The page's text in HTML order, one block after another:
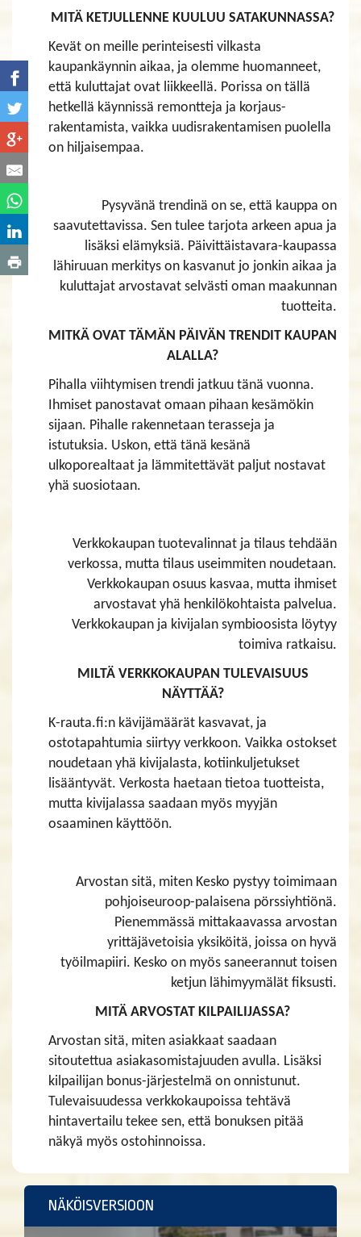
MITÄ KETJULLENNE KUULUU SATAKUNNASSA?
Kevät on meille perinteisesti vilkasta
kaupankäynnin aikaa, ja olemme huomanneet,
että kuluttajat ovat liikkeellä. Porissa on tällä
hetkellä käynnissä remontteja ja korjaus-
rakentamista, vaikka uudisrakentamisen puolella
on hiljaisempaa.
Pysyvänä trendinä on se, että kauppa on
saavutettavissa. Sen tulee tarjota arkeen apua ja
lisäksi elämyksiä. Päivittäistavara-kaupassa
lähiruuan merkitys on kasvanut jo jonkin aikaa ja
kuluttajat arvostavat selvästi oman maakunnan
tuotteita.
MITKÄ OVAT TÄMÄN PÄIVÄN TRENDIT KAUPAN
ALALLA?
Pihalla viihtymisen trendi jatkuu tänä vuonna.
Ihmiset panostavat omaan pihaan kesämökin
sijaan. Pihalle rakennetaan terasseja ja
istutuksia. Uskon, että tänä kesänä
ulkoporealtaat ja lämmitettävät paljut nostavat
yhä suosiotaan.
Verkkokaupan tuotevalinnat ja tilaus tehdään
verkossa, mutta tilaus useimmiten noudetaan.
Verkkokaupan osuus kasvaa, mutta ihmiset
arvostavat yhä henkilökohtaista palvelua.
Verkkokaupan ja kivijalan symbioosista löytyy
toimiva ratkaisu.
MILTÄ VERKKOKAUPAN TULEVAISUUS
NÄYTTÄÄ?
K-rauta.fi:n kävijämäärät kasvavat, ja
ostotapahtumia siirtyy verkkoon. Vaikka ostokset
noudetaan yhä kivijalasta, kotiinkuljetukset
lisääntyvät. Verkosta haetaan tietoa tuotteista,
mutta kivijalassa saadaan myös myyjän
osaaminen käyttöön.
Arvostan sitä, miten Kesko pystyy toimimaan
pohjoiseuroop-palaisena pörssiyhtiönä.
Pienemmässä mittakaavassa arvostan
yrittäjävetoisia yksiköitä, joissa on hyvä
työilmapiiri. Kesko on myös saneerannut toisen
ketjun lähimyymälät fiksusti.
MITÄ ARVOSTAT KILPAILIJASSA?
Arvostan sitä, miten asiakkaat saadaan
sitoutettua asiakasomistajuuden avulla. Lisäksi
kilpailijan bonus-järjestelmä on onnistunut.
Tulevaisuudessa verkkokaupoissa tehtävä
hintavertailu tekee sen, että bonuksen pitää
näkyä myös ostohinnoissa.
NÄKÖISVERSIOON